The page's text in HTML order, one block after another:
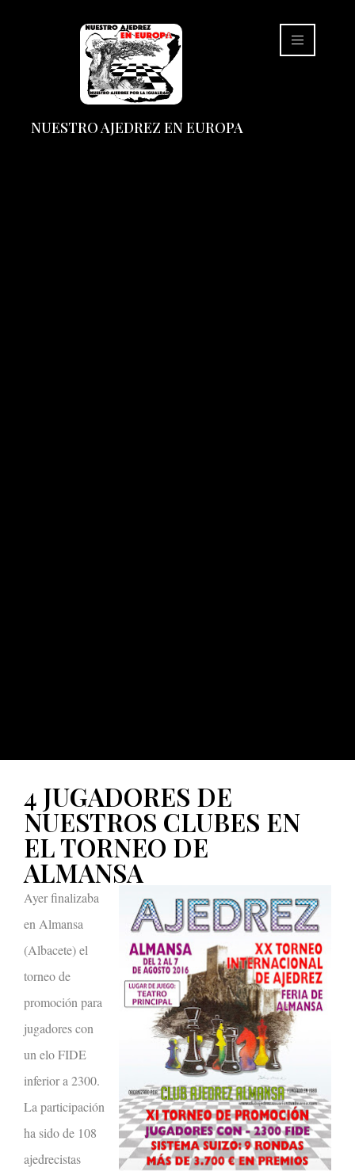
NUESTRO AJEDREZ EN EUROPA
4 JUGADORES DE
NUESTROS CLUBES EN
EL TORNEO DE
ALMANSA
Ayer finalizaba
en Almansa
(Albacete) el
torneo de
promoción para
jugadores con
un elo FIDE
inferior a 2300.
La participación
ha sido de 108
ajedrecistas